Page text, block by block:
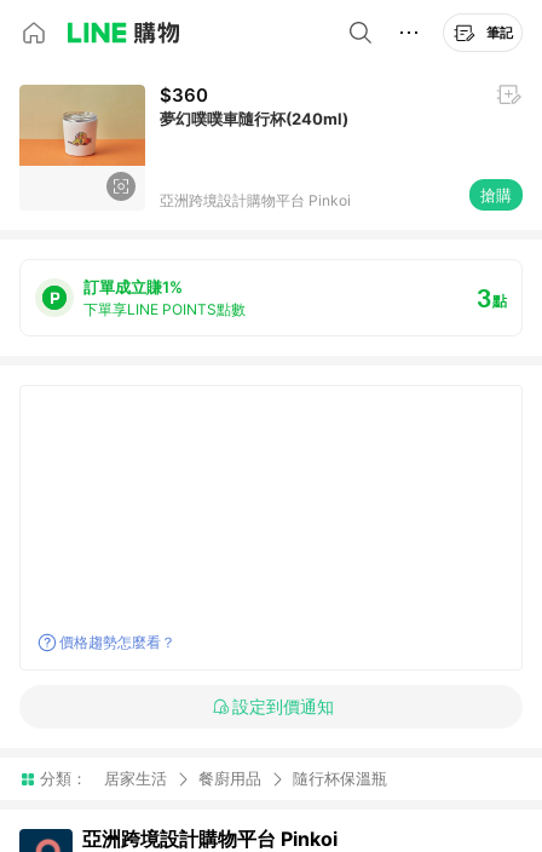
筆記
$360
夢幻噗噗車隨行杯(240ml)
亞洲跨境設計購物平台 Pinkoi 搶購
訂單成立賺1%
下單享LINE POINTS點數 3點
價格趨勢怎麼看？
設定到價通知
分類： 居家生活 餐廚用品 隨行杯保溫瓶
亞洲跨境設計購物平台 Pinkoi